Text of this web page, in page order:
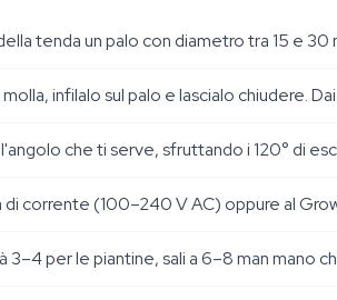
tenda un palo con diametro tra 15 e
infilalo sul palo e lascialo chiudere.
che ti serve, sfruttando i 120° di
di corrente (100–240 V AC) oppure al
3–4 per le piantine, sali a 6–8 man mano